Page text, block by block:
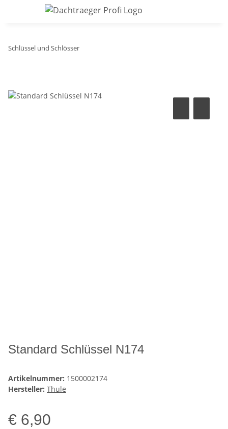
Schlüssel und Schlösser
Standard Schlüssel N174
Artikelnummer: 1500002174
Hersteller: Thule
€ 6,90